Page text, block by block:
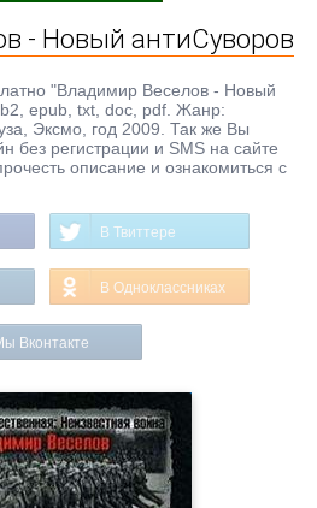
- Новый антиСуворов
"Владимир Веселов - Новый
epub, txt, doc, pdf. Жанр:
Эксмо, год 2009. Так же Вы
без регистрации и SMS на сайте
описание и ознакомиться с
В Твиттере
В Одноклассниках
Вконтакте